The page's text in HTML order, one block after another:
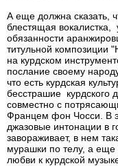
А еще должна сказать,
блестящая
обязанности
титульной композиции
на курдском
послание своему
что есть курдская
бесстрашие курдского
совместно с
Францем фон Чосси. В
джазовые интонации в
завораживает, в нем
мурашки по телу, а еще
любви к курдской